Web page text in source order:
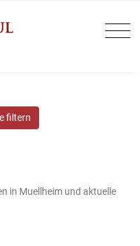
filtern
in Muellheim und aktuelle